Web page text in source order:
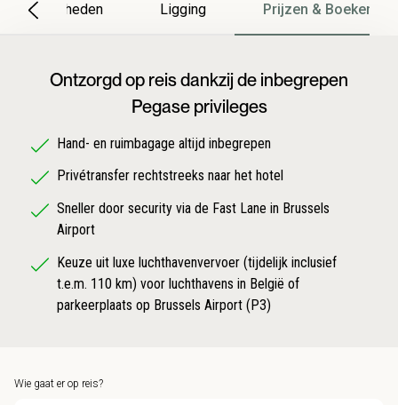
Bijzonderheden Ligging Prijzen & Boeken
Ontzorgd op reis dankzij de inbegrepen
Pegase privileges
Hand- en ruimbagage altijd inbegrepen
Privétransfer rechtstreeks naar het hotel
Sneller door security via de Fast Lane in Brussels
Airport
Keuze uit luxe luchthavenvervoer (tijdelijk inclusief
t.e.m. 110 km) voor luchthavens in België of
parkeerplaats op Brussels Airport (P3)
Wie gaat er op reis?